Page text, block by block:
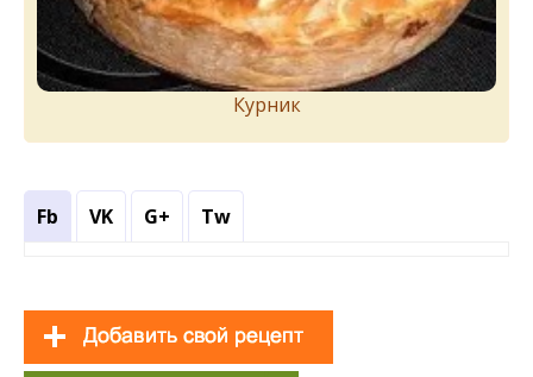
Курник
Fb VK G+ Tw